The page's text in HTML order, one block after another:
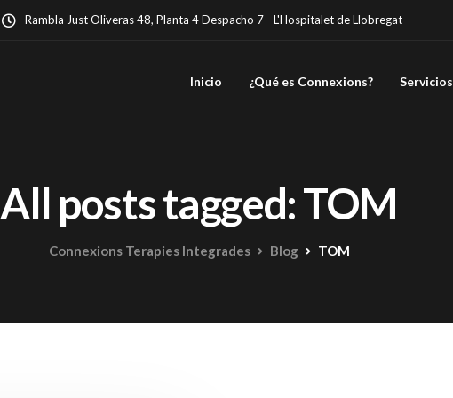
Rambla Just Oliveras 48, Planta 4 Despacho 7 - L'Hospitalet de Llobregat
Inicio ¿Qué es Connexions? Servicios
All posts tagged: TOM
Connexions Terapies Integrades Blog TOM